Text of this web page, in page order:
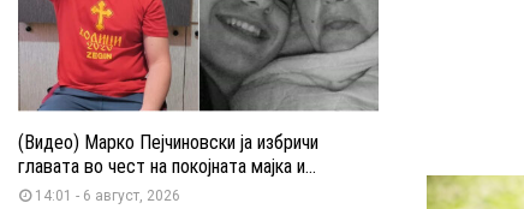
(Видео) Марко Пејчиновски ја избричи
главата во чест на покојната мајка и...
14:01 - 6 август, 2026